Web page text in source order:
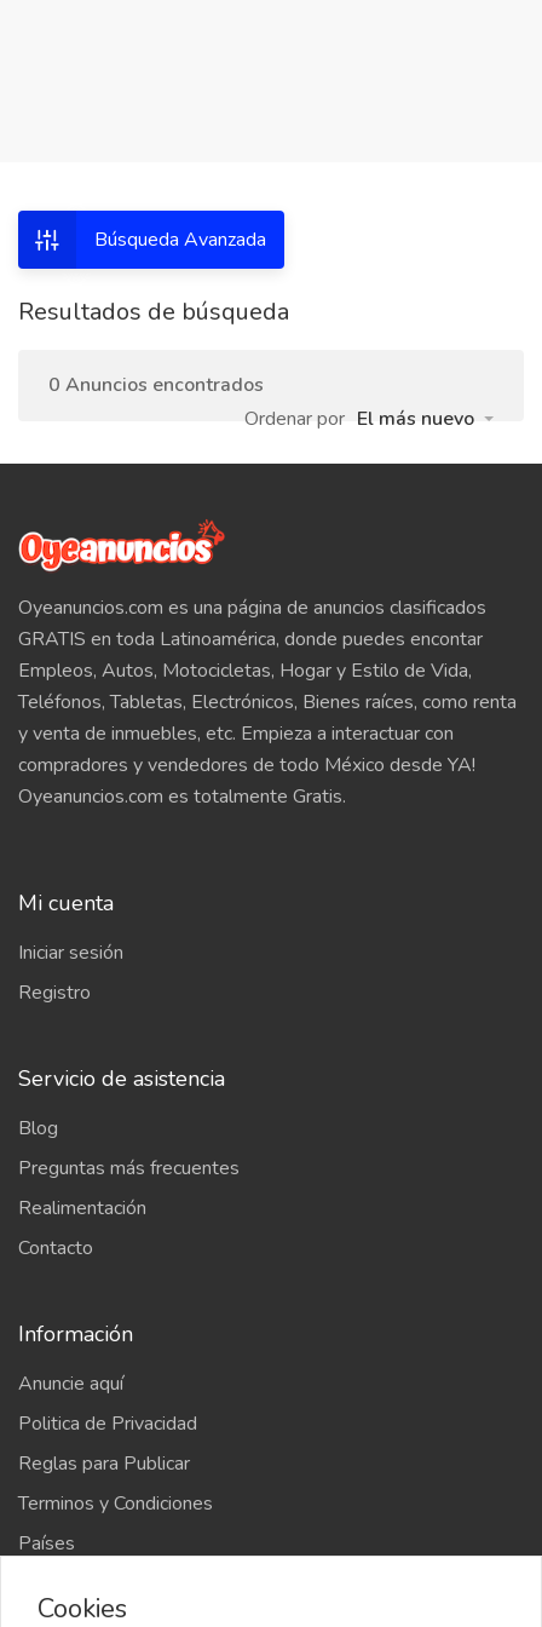
Búsqueda Avanzada
Resultados de búsqueda
0 Anuncios encontrados
Ordenar por El más nuevo
Oyeanuncios.com es una página de anuncios clasificados
GRATIS en toda Latinoamérica, donde puedes encontar
Empleos, Autos, Motocicletas, Hogar y Estilo de Vida,
Teléfonos, Tabletas, Electrónicos, Bienes raíces, como renta
y venta de inmuebles, etc. Empieza a interactuar con
compradores y vendedores de todo México desde YA!
Oyeanuncios.com es totalmente Gratis.
Mi cuenta
Iniciar sesión
Registro
Servicio de asistencia
Blog
Preguntas más frecuentes
Realimentación
Contacto
Información
Anuncie aquí
Politica de Privacidad
Reglas para Publicar
Terminos y Condiciones
Países
Cookies